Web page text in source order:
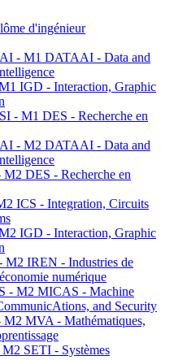
d'ingénieur
- M1 DATAAI - Data and
IGD - Interaction, Graphic
- M1 DES - Recherche en
- M2 DATAAI - Data and
DES - Recherche en
ICS - Integration, Circuits
IGD - Interaction, Graphic
IREN - Industries de
numérique
- M2 MICAS - Machine
and Security
MVA - Mathématiques,
SETI - Systèmes